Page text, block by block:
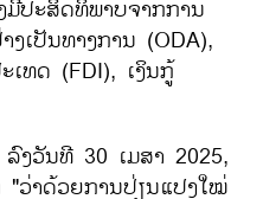
ປະສິດທິພາບຈາກການ
ເປັນທາງການ (ODA),
ເທດ (FDI), ເງິນກູ້
ງວັນທີ 30 ເມສາ 2025,
"ວ່າດ້ວຍການປ່ຽນແປງໃໝ່